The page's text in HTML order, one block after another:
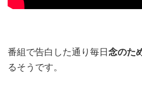
番組で告白した通り毎日念のた
るそうです。